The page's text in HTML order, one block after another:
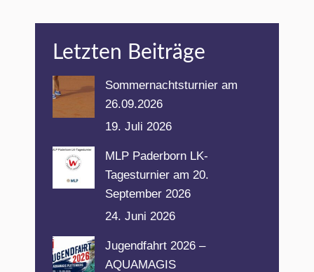
Letzten Beiträge
Sommernachtsturnier am
26.09.2026
19. Juli 2026
MLP Paderborn LK-
Tagesturnier am 20.
September 2026
24. Juni 2026
Jugendfahrt 2026 –
AQUAMAGIS